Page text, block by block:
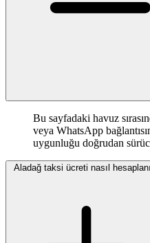
Bu sayfadaki havuz
veya WhatsApp
uygunluğu doğrudan
Aladağ taksi ücreti nasıl